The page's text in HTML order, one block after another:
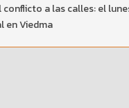
conflicto a las calles: el
en Viedma